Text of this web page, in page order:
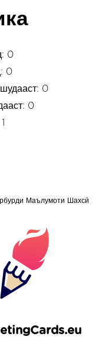
0
0
0
0
Маълумоти Шахсӣ